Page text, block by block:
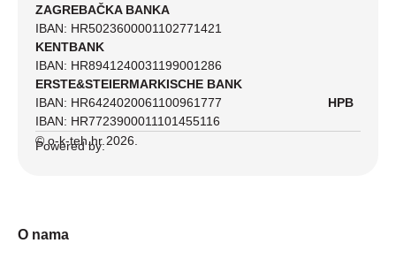
ZAGREBAČKA BANKA
IBAN: HR5023600001102771421
KENTBANK
IBAN: HR8941240031199001286
ERSTE&STEIERMARKISCHE BANK
IBAN: HR6424020061100961777 HPB
IBAN: HR7723900011101455116
© o-k-teh.hr 2026.
Powered by:
O nama